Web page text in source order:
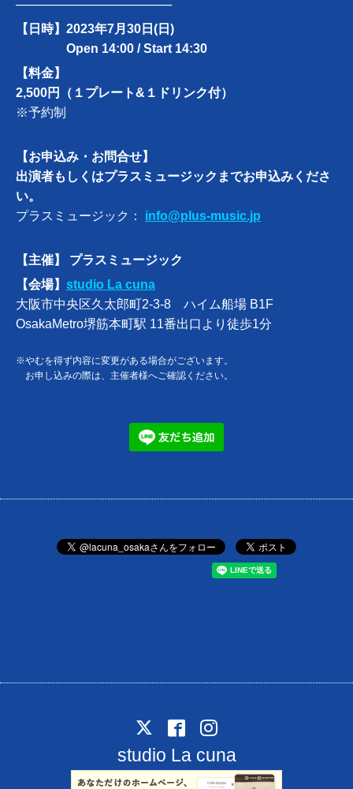
──────────────────
【日時】 2023年7月30日(日)
Open 14:00 / Start 14:30
【料金】
2,500円（１プレート&１ドリンク付）
※予約制
【お申込み・お問合せ】
出演者もしくはプラスミュージックまでお申込みくださ
い。
プラスミュージック： info@plus-music.jp
【主催】 プラスミュージック
【会場】 studio La cuna
大阪市中央区久太郎町2-3-8 ハイム船場 B1F
OsakaMetro堺筋本町駅 11番出口より徒歩1分
※やむを得ず内容に変更がある場合がございます。
お申し込みの際は、主催者様へご確認ください。
studio La cuna